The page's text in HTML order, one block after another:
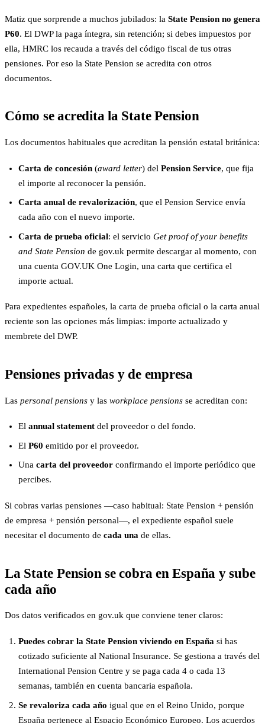
Matiz que sorprende a muchos jubilados: la State Pension no genera
P60. El DWP la paga íntegra, sin retención; si debes impuestos por
ella, HMRC los recauda a través del código fiscal de tus otras
pensiones. Por eso la State Pension se acredita con otros
documentos.
Cómo se acredita la State Pension
Los documentos habituales que acreditan la pensión estatal británica:
Carta de concesión(award letter) del Pension Service, que fija
el importe al reconocer la pensión.
Carta anual de revalorización, que el Pension Service envía
cada año con el nuevo importe.
Carta de prueba oficial: el servicio Get proof of your benefits
and State Pension de gov.uk permite descargar al momento, con
una cuenta GOV.UK One Login, una carta que certifica el
importe actual.
Para expedientes españoles, la carta de prueba oficial o la carta anual
reciente son las opciones más limpias: importe actualizado y
membrete del DWP.
Pensiones privadas y de empresa
Las personal pensions y las workplace pensions se acreditan con:
El annual statementdel proveedor o del fondo.
El P60 emitido por el proveedor.
Una carta del proveedorconfirmando el importe periódico que
percibes.
Si cobras varias pensiones —caso habitual: State Pension + pensión
de empresa + pensión personal—, el expediente español suele
necesitar el documento de cada una de ellas.
La State Pension se cobra en España y sube
cada año
Dos datos verificados en gov.uk que conviene tener claros:
Puedes cobrar la State Pension viviendo en España si has
cotizado suficiente al National Insurance. Se gestiona a través del
International Pension Centre y se paga cada 4 o cada 13
semanas, también en cuenta bancaria española.
Se revaloriza cada año igual que en el Reino Unido, porque
España pertenece al Espacio Económico Europeo. Los acuerdos